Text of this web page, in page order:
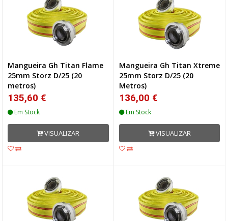
Mangueira Gh Titan Flame
25mm Storz D/25 (20
metros)
135,60 €
Em Stock
VISUALIZAR
Mangueira Gh Titan Xtreme
25mm Storz D/25 (20
Metros)
136,00 €
Em Stock
VISUALIZAR